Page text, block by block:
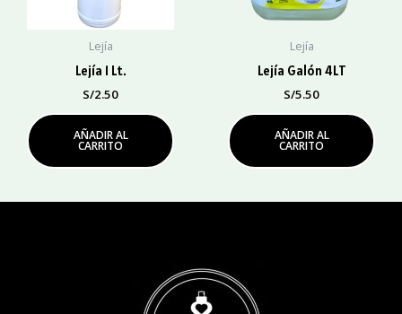
Lejía
Lejía 1 Lt.
S/2.50
AÑADIR AL
CARRITO
Lejía
Lejía Galón 4LT
S/5.50
AÑADIR AL
CARRITO